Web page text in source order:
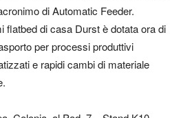
di Automatic Feeder.
flatbed di casa Durst è dotata ora di
per processi produttivi
e rapidi cambi di materiale